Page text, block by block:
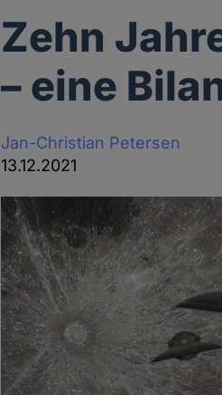
Zehn
– eine
Jan-Christian Petersen
13.12.2021